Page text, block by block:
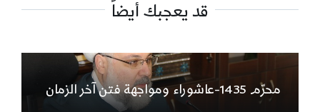
قد يعجبك أيضاً
محرّم 1435-عاشوراء ومواجهة فتن آخر الزمان